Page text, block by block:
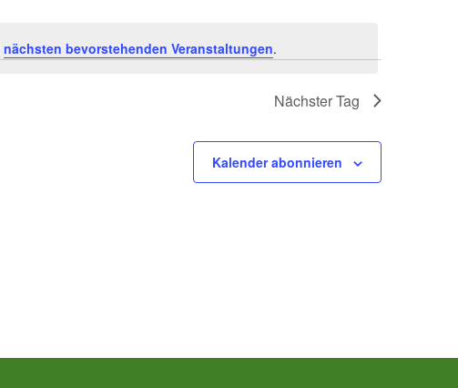
nächsten bevorstehenden Veranstaltungen.
Nächster Tag
Kalender abonnieren